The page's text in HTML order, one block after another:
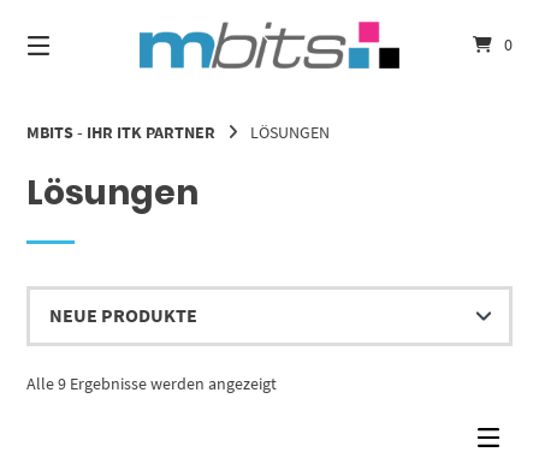
zum
Inhalt
0
MBITS - IHR ITK PARTNER LÖSUNGEN
Lösungen
Alle 9 Ergebnisse werden angezeigtNach